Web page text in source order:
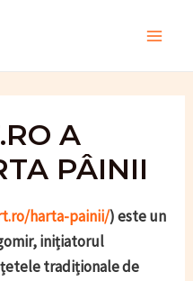
A
PÂINII
harta-painii/) este un
inițiatorul
tradiționale de